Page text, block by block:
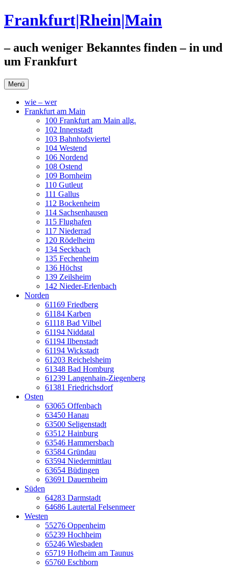
Zum
Inhalt
Frankfurt|Rhein|Main
– auch weniger Bekanntes finden – in und
um Frankfurt
Menü
wie – wer
Frankfurt am Main
100 Frankfurt am Main allg.
102 Innenstadt
103 Bahnhofsviertel
104 Westend
106 Nordend
108 Ostend
109 Bornheim
110 Gutleut
111 Gallus
112 Bockenheim
114 Sachsenhausen
115 Flughafen
117 Niederrad
120 Rödelheim
134 Seckbach
135 Fechenheim
136 Höchst
139 Zeilsheim
142 Nieder-Erlenbach
Norden
61169 Friedberg
61184 Karben
61118 Bad Vilbel
61194 Niddatal
61194 Ilbenstadt
61194 Wickstadt
61203 Reichelsheim
61348 Bad Homburg
61239 Langenhain-Ziegenberg
61381 Friedrichsdorf
Osten
63065 Offenbach
63450 Hanau
63500 Seligenstadt
63512 Hainburg
63546 Hammersbach
63584 Gründau
63594 Niedermittlau
63654 Büdingen
63691 Dauernheim
Süden
64283 Darmstadt
64686 Lautertal Felsenmeer
Westen
55276 Oppenheim
65239 Hochheim
65246 Wiesbaden
65719 Hofheim am Taunus
65760 Eschborn